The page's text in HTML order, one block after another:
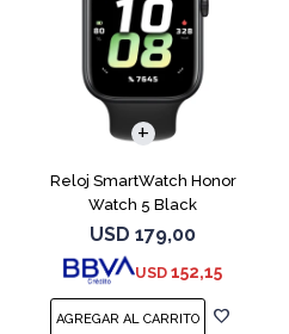
Reloj SmartWatch Honor
Watch 5 Black
USD 179,00
USD 152,15